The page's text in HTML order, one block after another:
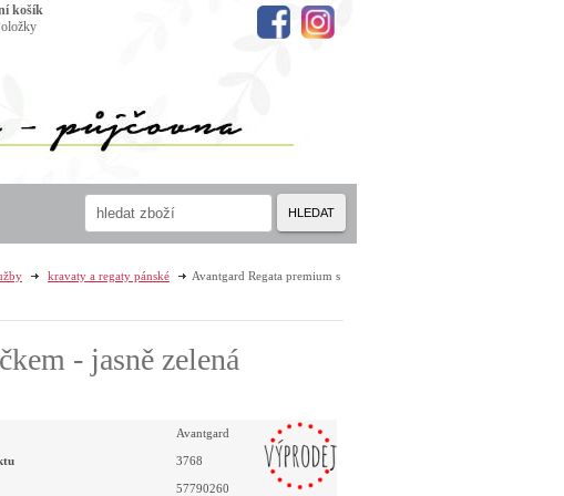
kravaty a regaty pánské
Avantgard Regata premium s
- jasně zelená
Avantgard
3768
57790260
košík
HLEDAT